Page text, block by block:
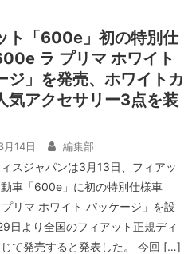
ト「600e」初の特別仕
ラ プリマ ホワイト
ジ」を発売、ホワイトカ
気アクセサリー3点を装
14日 編集部
スジャパンは3月13日、フィアッ
動車「600e」に初の特別仕様車
プリマ ホワイト パッケージ」を設
日より全国のフィアット正規ディ
て発売すると発表した。 今回 […]